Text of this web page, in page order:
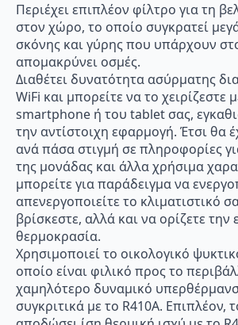
Περιέχει επιπλέον φίλτρο για τη
στον χώρο, το οποίο συγκρατεί
σκόνης και γύρης που υπάρχουν
απομακρύνει οσμές.
Διαθέτει δυνατότητα ασύρματης
WiFi και μπορείτε να το χειρίζεστε
smartphone ή του tablet σας,
την αντίστοιχη εφαρμογή. Έτσι θα
ανά πάσα στιγμή σε πληροφορίες
της μονάδας και άλλα χρήσιμα
μπορείτε για παράδειγμα να
απενεργοποιείτε το κλιματιστικό
βρίσκεστε, αλλά και να ορίζετε την
θερμοκρασία.
Χρησιμοποιεί το οικολογικό
οποίο είναι φιλικό προς το
χαμηλότερο δυναμικό
συγκριτικά με το R410A. Επιπλέον,